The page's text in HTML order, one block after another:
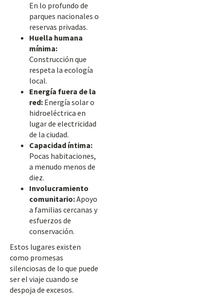
En lo profundo de
parques nacionales o
reservas privadas.
Huella humana
mínima:
Construcción que
respeta la ecología
local.
Energía fuera de la
red: Energía solar o
hidroeléctrica en
lugar de electricidad
de la ciudad.
Capacidad íntima:
Pocas habitaciones,
a menudo menos de
diez.
Involucramiento
comunitario:Apoyo
a familias cercanas y
esfuerzos de
conservación.
Estos lugares existen
como promesas
silenciosas de lo que puede
ser el viaje cuando se
despoja de excesos.